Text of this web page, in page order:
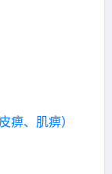
痹、肌痹）